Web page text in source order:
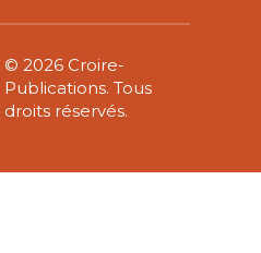
© 2026 Croire-
Publications. Tous
droits réservés.